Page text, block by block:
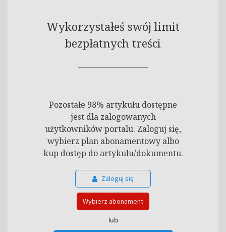
Wykorzystałeś swój limit
bezpłatnych treści
Pozostałe 98% artykułu dostępne
jest dla zalogowanych
użytkowników portalu. Zaloguj się,
wybierz plan abonamentowy albo
kup dostęp do artykułu/dokumentu.
Zaloguj się
Wybierz abonament
lub